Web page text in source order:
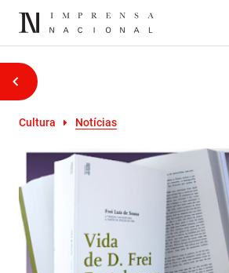
Cultura Notícias